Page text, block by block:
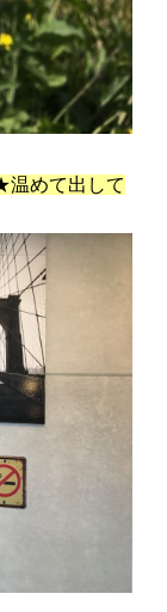
温めて出して